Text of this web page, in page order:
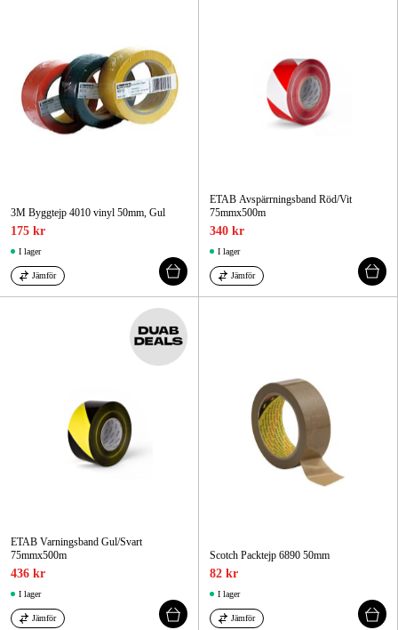
3M Byggtejp 4010 vinyl 50mm, Gul
175 kr
I lager
Jämför
ETAB Avspärrningsband Röd/Vit
75mmx500m
340 kr
I lager
Jämför
ETAB Varningsband Gul/Svart
75mmx500m
436 kr
I lager
Jämför
Scotch Packtejp 6890 50mm
82 kr
I lager
Jämför